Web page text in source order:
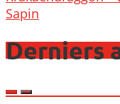
Sapin
Derniers